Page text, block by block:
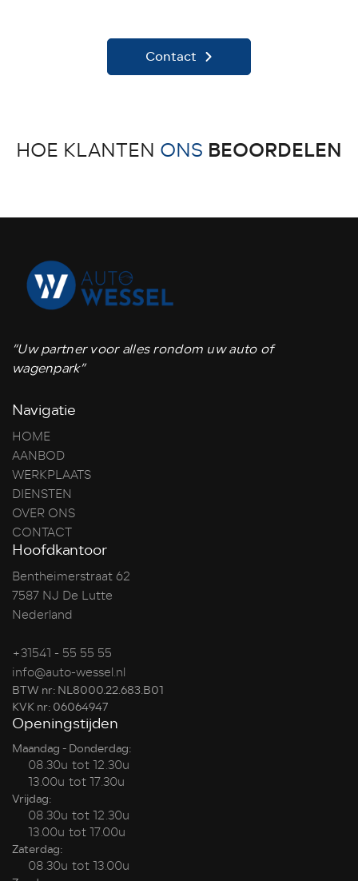
Contact
HOE KLANTEN ONS BEOORDELEN
“Uw partner voor alles rondom uw auto of
wagenpark”
Navigatie
HOME
AANBOD
WERKPLAATS
DIENSTEN
OVER ONS
CONTACT
Hoofdkantoor
Bentheimerstraat 62
7587 NJ De Lutte
Nederland
+31541 - 55 55 55
info@auto-wessel.nl
BTW nr: NL8000.22.683.B01
KVK nr: 06064947
Openingstijden
Maandag - Donderdag:
08.30u tot 12.30u
13.00u tot 17.30u
Vrijdag:
08.30u tot 12.30u
13.00u tot 17.00u
Zaterdag:
08.30u tot 13.00u